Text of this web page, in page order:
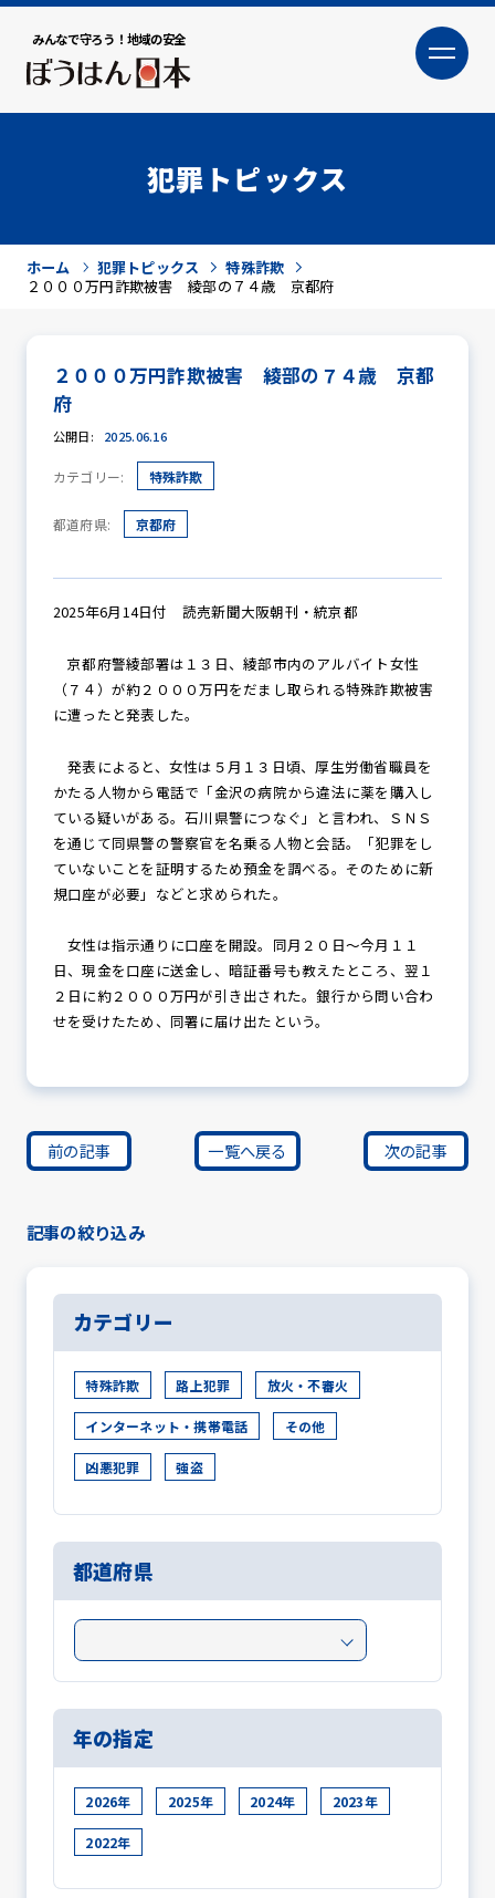
みんなで守ろう！地域の安全
大
防犯活動ニュース
防犯パトロール
防犯セミナー
防犯対策情報
防犯協力会について
犯罪トピックス
ホーム 犯罪トピックス
特殊詐欺
２０００万円詐欺被害 綾部の７４歳 京都府
２０００万円詐欺被害 綾部の７４歳 京都
府
公開日: 2025.06.16
カテゴリー: 特殊詐欺
都道府県: 京都府
2025年6月14日付 読売新聞大阪朝刊・統京都
京都府警綾部署は１３日、綾部市内のアルバイト女性
（７４）が約２０００万円をだまし取られる特殊詐欺被害
に遭ったと発表した。
発表によると、女性は５月１３日頃、厚生労働省職員を
かたる人物から電話で「金沢の病院から違法に薬を購入し
ている疑いがある。石川県警につなぐ」と言われ、ＳＮＳ
を通じて同県警の警察官を名乗る人物と会話。「犯罪をし
ていないことを証明するため預金を調べる。そのために新
規口座が必要」などと求められた。
女性は指示通りに口座を開設。同月２０日～今月１１
日、現金を口座に送金し、暗証番号も教えたところ、翌１
２日に約２０００万円が引き出された。銀行から問い合わ
せを受けたため、同署に届け出たという。
前の記事 一覧へ戻る 次の記事
記事の絞り込み
カテゴリー
特殊詐欺 路上犯罪 放火・不審火
インターネット・携帯電話 その他
凶悪犯罪 強盗
都道府県
年の指定
2026年 2025年 2024年 2023年
2022年